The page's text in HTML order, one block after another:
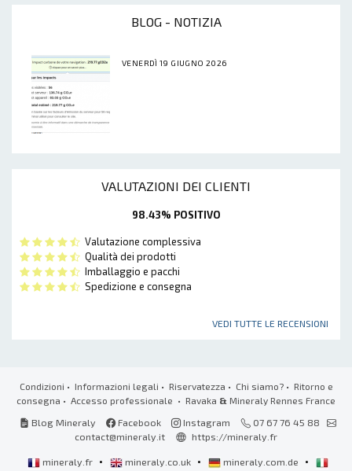
BLOG - NOTIZIA
VENERDÌ 19 GIUGNO 2026
VALUTAZIONI DEI CLIENTI
98.43% POSITIVO
Valutazione complessiva
Qualità dei prodotti
Imballaggio e pacchi
Spedizione e consegna
VEDI TUTTE LE RECENSIONI
Condizioni • Informazioni legali • Riservatezza • Chi siamo?• Ritorno e
consegna • Accesso professionale • Ravaka & Mineraly Rennes France
Blog Mineraly
Facebook Instagram
07 67 76 45 88
contact@mineraly.it
https://mineraly.fr
mineraly.fr • mineraly.co.uk • mineraly.com.de •